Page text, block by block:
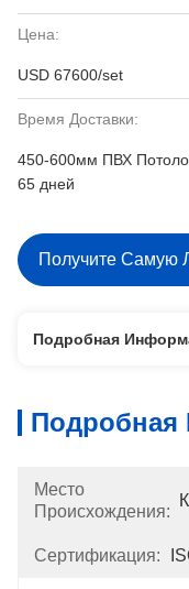
Цена:
USD 67600/set
Время Доставки:
450-600мм ПВХ
65 дней
Получите Самую
Подробная
Место
Происхождения:
Сертификация: